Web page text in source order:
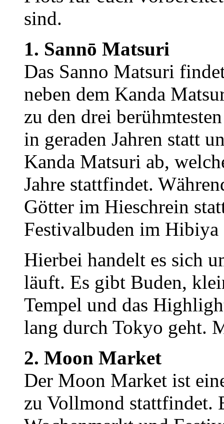
sind.
1. Sannō Matsuri
Das Sanno Matsuri
neben dem Kanda
zu den drei
in geraden Jahren statt
Kanda Matsuri ab,
Jahre stattfindet.
Götter im Hieschrein
Festivalbuden im Hibiya
Hierbei handelt es sich
läuft. Es gibt Buden,
Tempel und das
lang durch Tokyo geht.
2. Moon Market
Der Moon Market ist
zu Vollmond stattfindet.